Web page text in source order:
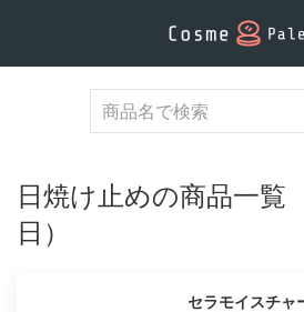
日焼け止めの商品一覧
日）
セラモイスチャ